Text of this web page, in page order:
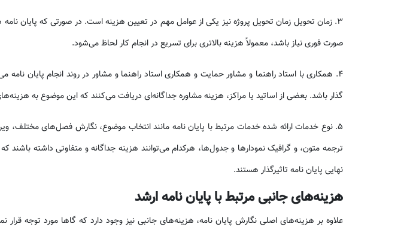
3. زمان تحویل زمان تحویل پروژه نیز یکی از عوامل مهم در تعیین هزینه است. در صورتی که پایان نامه
صورت فوری نیاز باشد، معمولاً هزینه بالاتری برای تسریع در انجام کار لحاظ می‌شود.
۴. همکاری با استاد راهنما و مشاور حمایت و همکاری استاد راهنما و مشاور در روند انجام پایان نامه
گذار باشد. بعضی از اساتید یا مراکز، هزینه مشاوره جداگانه‌ای دریافت می‌کنند که این موضوع به
۵. نوع خدمات ارائه شده خدمات مرتبط با پایان نامه مانند انتخاب موضوع، نگارش فصل‌های مختلف،
ترجمه متون، و گرافیک نمودارها و جدول‌ها، هرکدام می‌توانند هزینه جداگانه و متفاوتی داشته باشند
نهایی پایان نامه تاثیرگذار هستند.
هزینه‌های جانبی مرتبط با پایان نامه ارشد
علاوه بر هزینه‌های اصلی نگارش پایان نامه، هزینه‌های جانبی نیز وجود دارد که گاها مورد توجه قرار